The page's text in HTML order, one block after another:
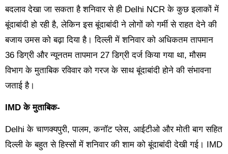
बदलाव देखा जा सकता है शनिवार से ही Delhi NCR के कुछ इलाकों में
बूंदाबांदी हो रही है, लेकिन इस बूंदाबांदी ने लोगों को गर्मी से राहत देने की
बजाय उमस को बढ़ा दिया है। दिल्ली में शनिवार को अधिकतम तापमान
36 डिग्री और न्यूनतम तापमान 27 डिग्री दर्ज किया गया था, मौसम
विभाग के मुताबिक रविवार को गरज के साथ बूंदाबांदी होने की संभावना
जताई है।
IMD के मुताबिक-
Delhi के चाणक्यपुरी, पालम, कनॉट प्लेस, आईटीओ और मोती बाग सहित
दिल्ली के बहुत से हिस्सों में शनिवार की शाम को बूंदाबांदी देखी गई। IMD